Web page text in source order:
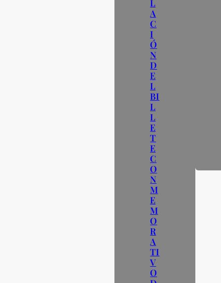
L
A
C
I
Ó
N
D
E
L
BI
L
L
E
T
E
C
O
N
M
E
M
O
R
A
TI
V
O